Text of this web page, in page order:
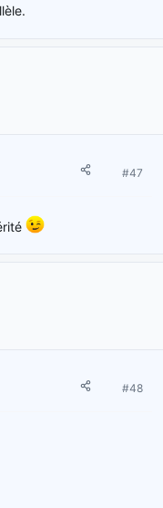
#47
#48